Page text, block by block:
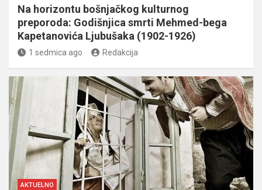
Na horizontu bošnjačkog kulturnog
preporoda: Godišnjica smrti Mehmed-bega
Kapetanovića Ljubušaka (1902-1926)
1 sedmica ago Redakcija
AKTUELNO